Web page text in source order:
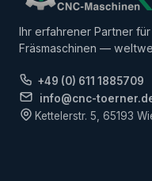
Ihr erfahrener Partner
Fräsmaschinen —
+49 (0) 611 1885709
info@cnc-
Kettelerstr. 5, 65193